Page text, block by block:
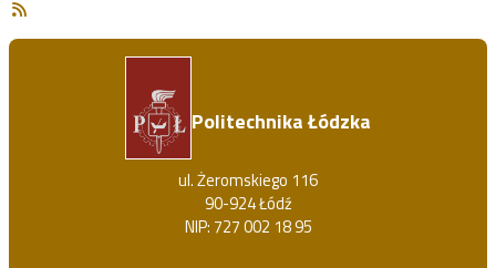
Politechnika Łódzka
ul. Żeromskiego 116
90-924 Łódź
NIP: 727 002 18 95